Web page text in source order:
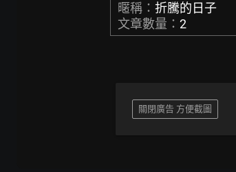
暱稱： 折騰的日子
文章數量： 2
關閉廣告 方便截圖